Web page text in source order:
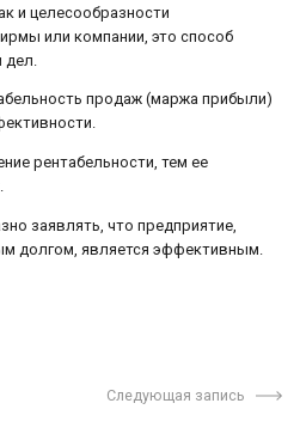
и целесообразности
или компании, это способ
продаж (маржа прибыли)
рентабельности, тем ее
заявлять, что предприятие,
долгом, является эффективным.
Следующая запись